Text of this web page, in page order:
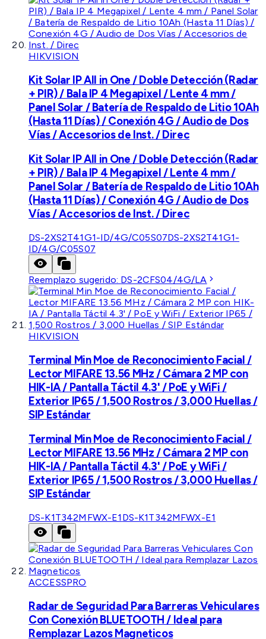
HIKVISION
Kit Solar IP All in One / Doble Detección (Radar
+ PIR) / Bala IP 4 Megapixel / Lente 4 mm /
Panel Solar / Batería de Respaldo de Litio 10Ah
(Hasta 11 Días) / Conexión 4G / Audio de Dos
Vías / Accesorios de Inst. / Direc
Kit Solar IP All in One / Doble Detección (Radar
+ PIR) / Bala IP 4 Megapixel / Lente 4 mm /
Panel Solar / Batería de Respaldo de Litio 10Ah
(Hasta 11 Días) / Conexión 4G / Audio de Dos
Vías / Accesorios de Inst. / Direc
DS-2XS2T41G1-ID/4G/C05S07DS-2XS2T41G1-
ID/4G/C05S07
Reemplazo sugerido: DS-2CFS04/4G/LA
HIKVISION
Terminal Min Moe de Reconocimiento Facial /
Lector MIFARE 13.56 MHz / Cámara 2 MP con
HIK-IA / Pantalla Táctil 4.3' / PoE y WiFi /
Exterior IP65 / 1,500 Rostros / 3,000 Huellas /
SIP Estándar
Terminal Min Moe de Reconocimiento Facial /
Lector MIFARE 13.56 MHz / Cámara 2 MP con
HIK-IA / Pantalla Táctil 4.3' / PoE y WiFi /
Exterior IP65 / 1,500 Rostros / 3,000 Huellas /
SIP Estándar
DS-K1T342MFWX-E1 DS-K1T342MFWX-E1
ACCESSPRO
Radar de Seguridad Para Barreras Vehiculares
Con Conexión BLUETOOTH / Ideal para
Remplazar Lazos Magneticos